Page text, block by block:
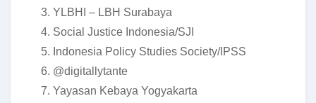
YLBHI – LBH Surabaya
Social Justice Indonesia/SJI
Indonesia Policy Studies Society/IPSS
@digitallytante
Yayasan Kebaya Yogyakarta